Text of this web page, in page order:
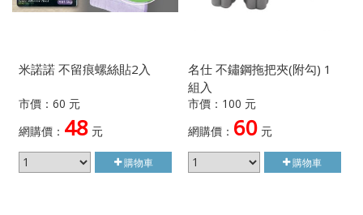
米諾諾 不留痕螺絲貼2入
市價：60 元
網購價： 48 元
購物車
名仕 不鏽鋼拖把夾(附勾) 1
組入
市價：100 元
網購價： 60元
購物車